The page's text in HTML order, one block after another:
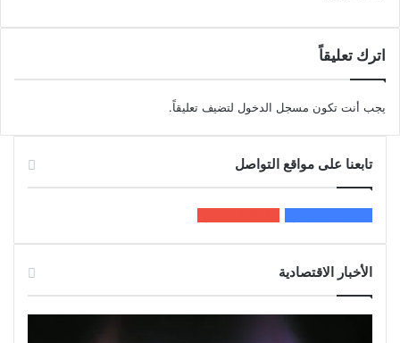
اترك تعليقاً
يجب أنت تكون مسجل الدخول لتضيف تعليقاً.
تابعنا على مواقع التواصل
الأخبار الاقتصادية